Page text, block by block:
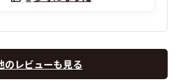
のレビューも見る